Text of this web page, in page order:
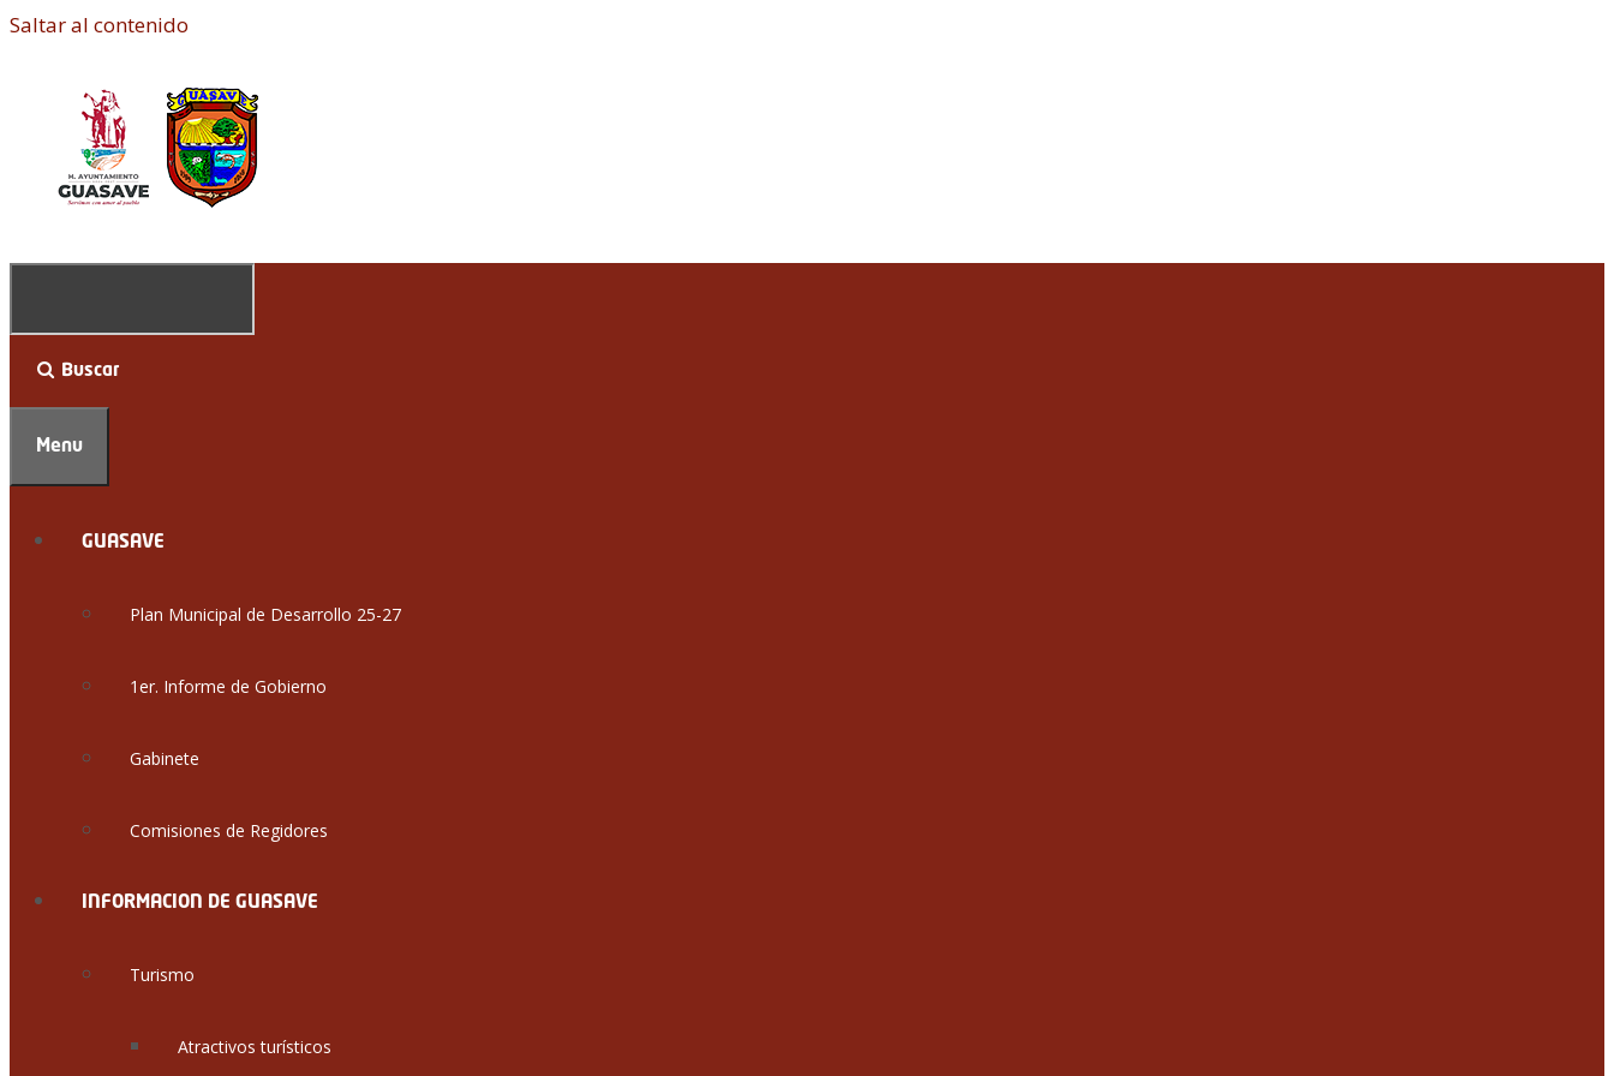
Saltar al contenido
Buscar
Menu
GUASAVE
Plan Municipal de Desarrollo 25-27
1er. Informe de Gobierno
Gabinete
Comisiones de Regidores
INFORMACION DE GUASAVE
Turismo
Atractivos turísticos